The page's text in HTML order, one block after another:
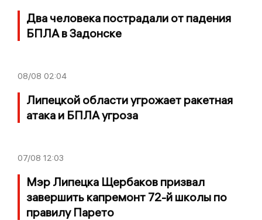
Два человека пострадали от падения
БПЛА в Задонске
08/08 02:04
Липецкой области угрожает ракетная
атака и БПЛА угроза
07/08 12:03
Мэр Липецка Щербаков призвал
завершить капремонт 72-й школы по
правилу Парето